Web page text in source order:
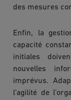
des mesures
Enfin, la
capacité
initiales
nouvelles
imprévus.
l’agilité de